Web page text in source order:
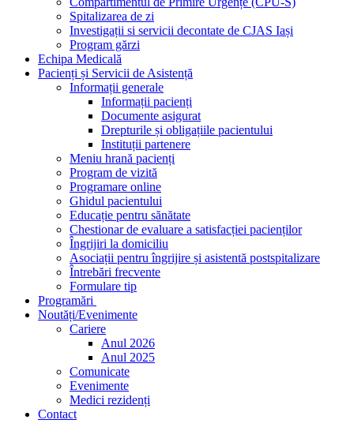
Spitalizarea de zi
Investigații si servicii decontate de CJAS Iași
Program gărzi
Echipa Medicală
Pacienți și Servicii de Asistență
Informații generale
Informații pacienți
Documente asigurat
Drepturile și obligațiile pacientului
Instituții partenere
Meniu hrană pacienți
Program de vizită
Programare online
Ghidul pacientului
Educație pentru sănătate
Chestionar de evaluare a satisfacției pacienților
Îngrijiri la domiciliu
Asociații pentru îngrijire și asistentă postspitalizare
Întrebări frecvente
Formulare tip
Programări
Noutăți/Evenimente
Cariere
Anul 2026
Anul 2025
Comunicate
Evenimente
Medici rezidenți
Contact